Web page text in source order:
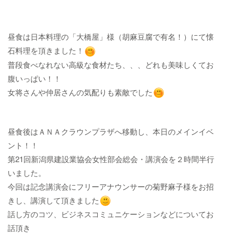
昼食は日本料理の「大橋屋」様（胡麻豆腐で有名！）にて懐
石料理を頂きました！​​​​​​​
普段食べなれない高級な食材たち、、、どれも美味しくてお
腹いっぱい！！
女将さんや仲居さんの気配りも素敵でした​​​​​​​
昼食後はＡＮＡクラウンプラザへ移動し、本日のメインイベ
ント！！
第21回新潟県建設業協会女性部会総会・講演会を２時間半行
いました。
今回は記念講演会にフリーアナウンサーの菊野麻子様をお招
きし、講演して頂きました​​​​​​​
話し方のコツ、ビジネスコミュニケーションなどについてお
話頂き